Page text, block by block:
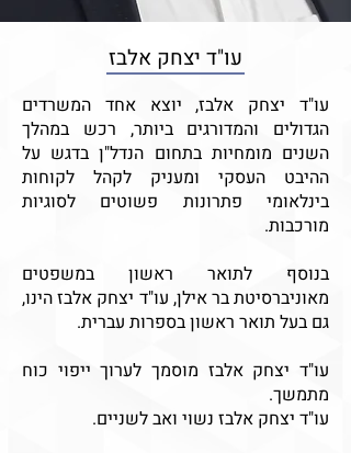
עו"ד יצחק אלבז
עו"ד יצחק אלבז, יוצא אחד המשרדים
הגדולים והמדורגים ביותר, רכש במהלך
השנים מומחיות בתחום הנדל"ן בדגש על
ההיבט העסקי ומעניק לקהל לקוחות
בינלאומי פתרונות פשוטים לסוגיות
מורכבות.
בנוסף לתואר ראשון במשפטים
מאוניברסיטת בר אילן, עו"ד יצחק אלבז הינו,
גם בעל תואר ראשון בספרות עברית.
עו"ד יצחק אלבז מוסמך לערוך ייפוי כוח
מתמשך.
עו"ד יצחק אלבז נשוי ואב לשניים.